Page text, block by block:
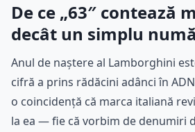
De ce „63″ contează
decât un simplu
Anul de naștere al Lamborghini
cifră a prins rădăcini adânci în
o coincidență că marca italiană
la ea — fie că vorbim de denumiri